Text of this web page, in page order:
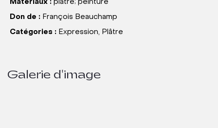
Matériaux : plâtre; peinture
Don de : François Beauchamp
Catégories : Expression, Plâtre
Galerie d'image